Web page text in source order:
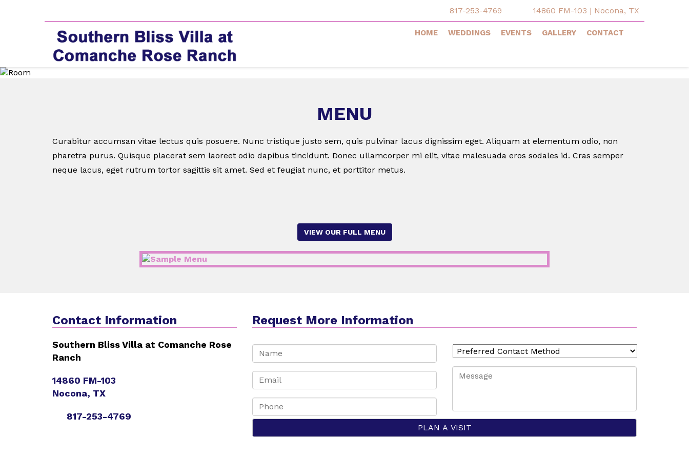
817-253-4769 14860 FM-103 | Nocona, TX
HOME WEDDINGS EVENTS GALLERY CONTACT
MENU
Curabitur accumsan vitae lectus quis posuere. Nunc tristique justo sem, quis pulvinar lacus dignissim eget. Aliquam at elementum odio, non
pharetra purus. Quisque placerat sem laoreet odio dapibus tincidunt. Donec ullamcorper mi elit, vitae malesuada eros sodales id. Cras semper
neque lacus, eget rutrum tortor sagittis sit amet. Sed et feugiat nunc, et porttitor metus.
VIEW OUR FULL MENU
Contact Information
Southern Bliss Villa at Comanche Rose
Ranch
14860 FM-103
Nocona, TX
817-253-4769
Request More Information